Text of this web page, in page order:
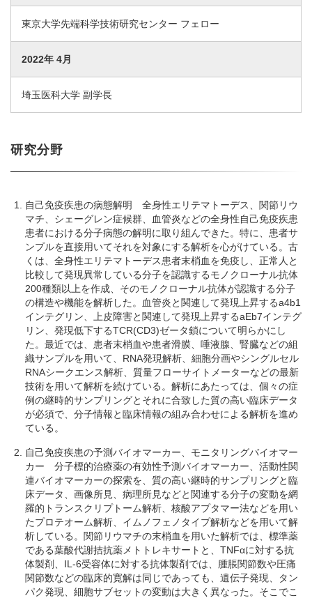
東京大学先端科学技術研究センター フェロー
2022年 4月
埼玉医科大学 副学長
研究分野
自己免疫疾患の病態解明 全身性エリテマトーデス、関節リウ
マチ、シェーグレン症候群、血管炎などの全身性自己免疫疾患
患者における分子病態の解明に取り組んできた。特に、患者サ
ンプルを直接用いてそれを対象にする解析を心がけている。古
くは、全身性エリテマトーデス患者末梢血を免疫し、正常人と
比較して発現異常している分子を認識するモノクローナル抗体
200種類以上を作成、そのモノクローナル抗体が認識する分子
の構造や機能を解析した。血管炎と関連して発現上昇するa4b1
インテグリン、上皮障害と関連して発現上昇するaEb7インテグ
リン、発現低下するTCR(CD3)ゼータ鎖について明らかにし
た。最近では、患者末梢血や患者滑膜、唾液腺、腎臓などの組
織サンプルを用いて、RNA発現解析、細胞分画やシングルセル
RNAシークエンス解析、質量フローサイトメーターなどの最新
技術を用いて解析を続けている。解析にあたっては、個々の症
例の継時的サンプリングとそれに合致した質の高い臨床データ
が必須で、分子情報と臨床情報の組み合わせによる解析を進め
ている。
自己免疫疾患の予測バイオマーカー、モニタリングバイオマー
カー 分子標的治療薬の有効性予測バイオマーカー、活動性関
連バイオマーカーの探索を、質の高い継時的サンプリングと臨
床データ、画像所見、病理所見などと関連する分子の変動を網
羅的トランスクリプトーム解析、核酸アプタマー法などを用い
たプロテオーム解析、イムノフェノタイプ解析などを用いて解
析している。関節リウマチの末梢血を用いた解析では、標準薬
である葉酸代謝拮抗薬メトトレキサートと、TNFαに対する抗
体製剤、IL-6受容体に対する抗体製剤では、腫脹関節数や圧痛
関節数などの臨床的寛解は同じであっても、遺伝子発現、タン
パク発現、細胞サブセットの変動は大きく異なった。そこでこ